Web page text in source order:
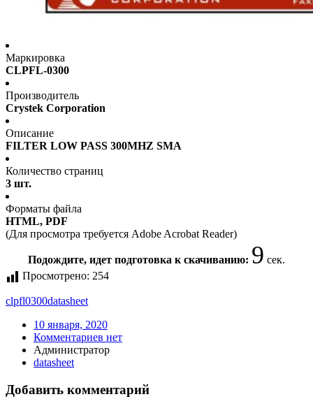
Маркировка
CLPFL-0300
Производитель
Crystek Corporation
Описание
FILTER LOW PASS 300MHZ SMA
Количество страниц
3 шт.
Форматы файла
HTML, PDF
(Для просмотра требуется Adobe Acrobat Reader)
Подождите, идет подготовка к скачиванию: 9 сек.
Просмотрено: 254
clpfl0300datasheet
10 января, 2020
Комментариев нет
Администратор
datasheet
Добавить комментарий